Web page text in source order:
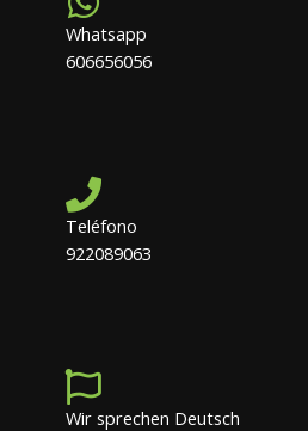
Whatsapp
606656056
Teléfono
922089063
Wir sprechen Deutsch